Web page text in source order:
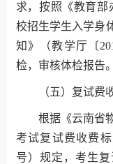
求，按照《教育部
校招生学生入学身
知》（教学厅〔
检，审核体检报告。
（五）复试费
根据《云南省
考试复试费收费
号）规定，考生